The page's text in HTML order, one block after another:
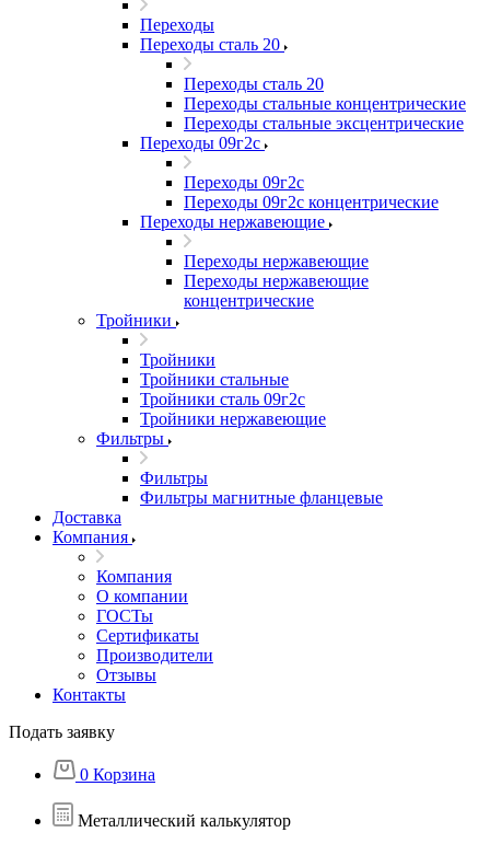
Переходы
Переходы сталь 20
Переходы сталь 20
Переходы стальные концентрические
Переходы стальные эксцентрические
Переходы 09г2с
Переходы 09г2с
Переходы 09г2с концентрические
Переходы нержавеющие
Переходы нержавеющие
Переходы нержавеющие
концентрические
Тройники
Тройники
Тройники стальные
Тройники сталь 09г2с
Тройники нержавеющие
Фильтры
Фильтры
Фильтры магнитные фланцевые
Доставка
Компания
Компания
О компании
ГОСТы
Сертификаты
Производители
Отзывы
Контакты
Подать заявку
0 Корзина
Металлический калькулятор